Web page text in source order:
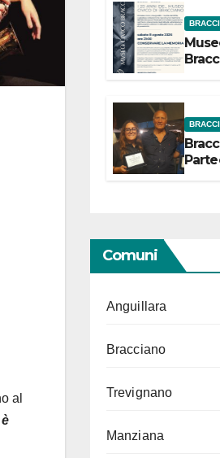
al
Comuni
Anguillara
Bracciano
Trevignano
Manziana